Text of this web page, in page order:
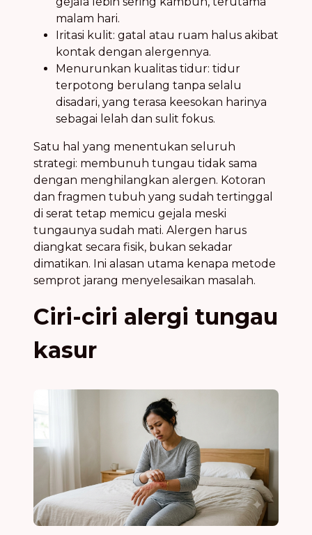
malam hari.
Iritasi kulit: gatal atau ruam halus akibat
kontak dengan alergennya.
Menurunkan kualitas tidur: tidur
terpotong berulang tanpa selalu
disadari, yang terasa keesokan harinya
sebagai lelah dan sulit fokus.
Satu hal yang menentukan seluruh
strategi: membunuh tungau tidak sama
dengan menghilangkan alergen. Kotoran
dan fragmen tubuh yang sudah tertinggal
di serat tetap memicu gejala meski
tungaunya sudah mati. Alergen harus
diangkat secara fisik, bukan sekadar
dimatikan. Ini alasan utama kenapa metode
semprot jarang menyelesaikan masalah.
Ciri-ciri alergi tungau
kasur